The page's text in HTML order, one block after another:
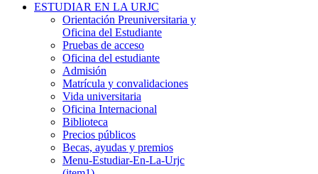
ESTUDIAR EN LA URJC
Orientación Preuniversitaria y
Oficina del Estudiante
Pruebas de acceso
Oficina del estudiante
Admisión
Matrícula y convalidaciones
Vida universitaria
Oficina Internacional
Biblioteca
Precios públicos
Becas, ayudas y premios
Menu-Estudiar-En-La-Urjc